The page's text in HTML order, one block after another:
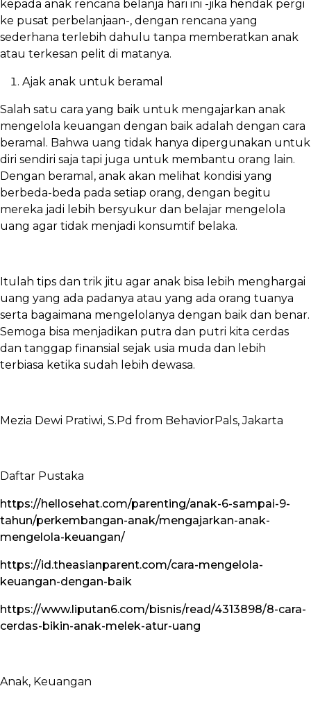
kepada anak rencana belanja hari ini -jika hendak pergi
ke pusat perbelanjaan-, dengan rencana yang
sederhana terlebih dahulu tanpa memberatkan anak
atau terkesan pelit di matanya.
Ajak anak untuk beramal
Salah satu cara yang baik untuk mengajarkan anak
mengelola keuangan dengan baik adalah dengan cara
beramal. Bahwa uang tidak hanya dipergunakan untuk
diri sendiri saja tapi juga untuk membantu orang lain.
Dengan beramal, anak akan melihat kondisi yang
berbeda-beda pada setiap orang, dengan begitu
mereka jadi lebih bersyukur dan belajar mengelola
uang agar tidak menjadi konsumtif belaka.
Itulah tips dan trik jitu agar anak bisa lebih menghargai
uang yang ada padanya atau yang ada orang tuanya
serta bagaimana mengelolanya dengan baik dan benar.
Semoga bisa menjadikan putra dan putri kita cerdas
dan tanggap finansial sejak usia muda dan lebih
terbiasa ketika sudah lebih dewasa.
Mezia Dewi Pratiwi, S.Pd from BehaviorPals, Jakarta
Daftar Pustaka
https://hellosehat.com/parenting/anak-6-sampai-9-
tahun/perkembangan-anak/mengajarkan-anak-
mengelola-keuangan/
https://id.theasianparent.com/cara-mengelola-
keuangan-dengan-baik
https://www.liputan6.com/bisnis/read/4313898/8-cara-
cerdas-bikin-anak-melek-atur-uang
Anak, Keuangan